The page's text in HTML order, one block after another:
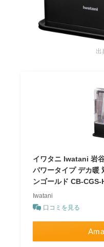
出
イワタニ Iwatani 岩
パワータイプ デカ暖
ンゴールド CB-CGS-
Iwatani
口コミを見る